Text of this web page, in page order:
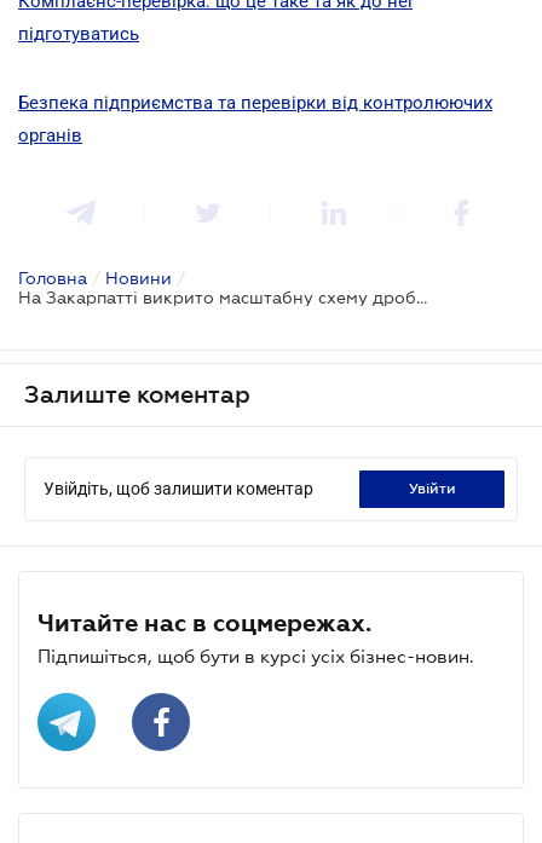
підготуватись
Безпека підприємства та перевірки від контролюючих
органів
Головна / Новини /
На Закарпатті викрито масштабну схему дроблення бізнесу у фуд-рітейлі
Залиште коментар
Увійдіть, щоб залишити коментар увійти
Читайте нас в соцмережах.
Підпишіться, щоб бути в курсі усіх бізнес-новин.